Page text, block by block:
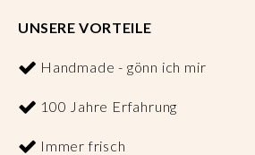
UNSERE VORTEILE
Handmade - gönn ich mir
100 Jahre Erfahrung
Immer frisch